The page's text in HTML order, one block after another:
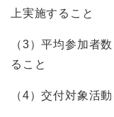
上実施すること
（3）平均参加者
ること
（4）交付対象活